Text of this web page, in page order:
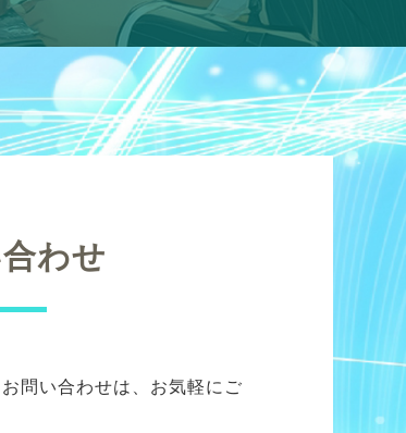
わせ
問い合わせは、お気軽にご